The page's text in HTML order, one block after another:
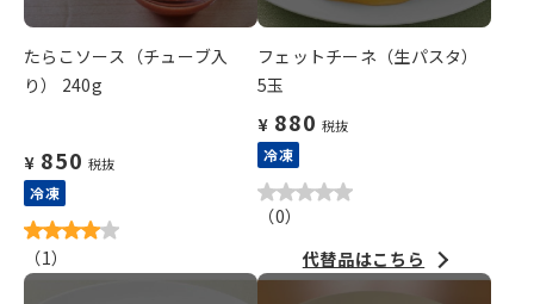
たらこソース（チューブ入
り） 240g
¥ 850 税抜
冷凍
（1）
フェットチーネ（生パスタ）
5玉
¥ 880 税抜
冷凍
（0）
代替品はこちら